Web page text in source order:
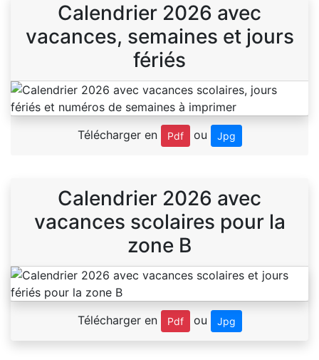
Calendrier 2026 avec
vacances, semaines et jours
fériés
Télécharger en Pdf ou Jpg
Calendrier 2026 avec
vacances scolaires pour la
zone B
Télécharger en Pdf ou Jpg